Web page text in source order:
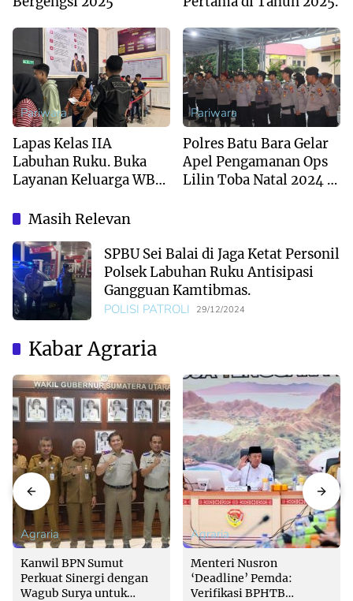
Pariwara
Lapas Kelas IIA
Labuhan Ruku. Buka
Layanan Keluarga WBP
Pariwara
Polres Batu Bara Gelar
Apel Pengamanan Ops
Lilin Toba Natal 2024 &
Masih Relevan
SPBU Sei Balai di Jaga Ketat Personil
Polsek Labuhan Ruku Antisipasi
Gangguan Kamtibmas.
POLISI PATROLI 29/12/2024
Kabar Agraria
Agraria
Kanwil BPN Sumut
Perkuat Sinergi dengan
Wagub Surya untuk
Agraria
Menteri Nusron
‘Deadline’ Pemda:
Verifikasi BPHTB